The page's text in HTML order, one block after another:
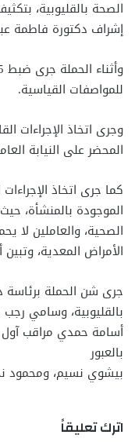
الصحة بالقليوبية،
إشراف دكتورة فاطمة
للمواصفات القياسية.
وجرى اتخاذ الإجراءات
المحضر على النيابة
كما جرى اتخاذ الإجراءات
الموجودة بالمنشأة،
الصحية، والعاملين
الأمراض المعدية،
جرى شن الحملة برئاسة
بالقليوبية، وسامي رجب
أسامة حمدي مراقب آول
بالعبور
بيشوي نسيم، ومحمود
اترك تعليقاً